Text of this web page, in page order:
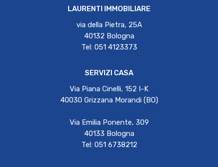
LAURENTI IMMOBILIARE
via della Pietra, 25A
40132 Bologna
Tel: 051 4123373
SERVIZI CASA
Via Piana Cinelli, 152 I-K
40030 Grizzana Morandi (BO)
Via Emilia Ponente, 309
40133 Bologna
Tel: 051 6738212